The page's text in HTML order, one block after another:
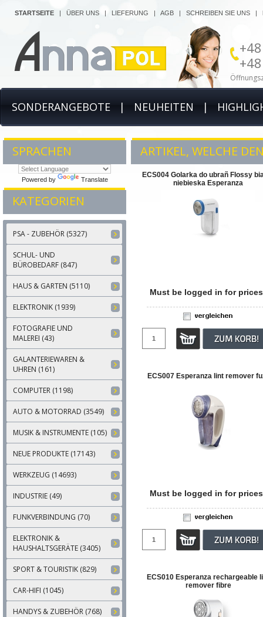
STARTSEITE | ÜBER UNS | LIEFERUNG | AGB | SCHREIBEN SIE UNS |
SONDERANGEBOTE | NEUHEITEN |
SPRACHEN
Powered by Translate
KATEGORIEN
PSA - ZUBEHÖR (5327)
SCHUL- UND
BÜROBEDARF (847)
HAUS & GARTEN (5110)
ELEKTRONIK (1939)
FOTOGRAFIE UND
MALEREI (43)
GALANTERIEWAREN &
UHREN (161)
COMPUTER (1198)
AUTO & MOTORRAD (3549)
MUSIK & INSTRUMENTE (105)
NEUE PRODUKTE (17143)
WERKZEUG (14693)
INDUSTRIE (49)
FUNKVERBINDUNG (70)
ELEKTRONIK &
HAUSHALTSGERÄTE (3405)
SPORT & TOURISTIK (829)
CAR-HIFI (1045)
HANDYS & ZUBEHÖR (768)
ARTIKEL, WELCHE
ECS004 Golarka do ubrañ Flossy
niebieska Esperanza
Must be logged in for
ECS007 Esperanza lint remover
Must be logged in for
ECS010 Esperanza rechargeable
remover fibre